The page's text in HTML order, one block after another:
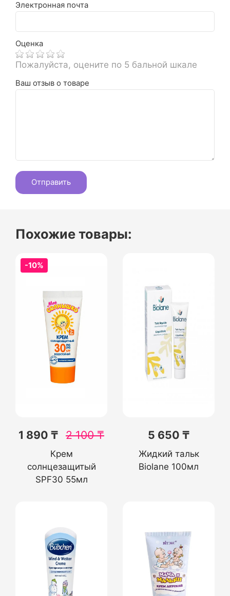
Электронная почта
Оценка
Пожалуйста, оцените по 5 бальной шкале
Ваш отзыв о товаре
Похожие товары:
-10%
1 890 ₸ 2 100₸
Крем
солнцезащитый
SPF30 55мл
5 650 ₸
Жидкий тальк
Biolane 100мл